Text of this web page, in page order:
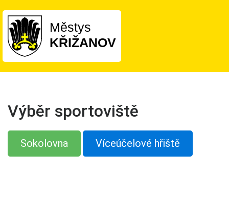
Městys
KŘIŽANOV
Výběr sportoviště
Sokolovna Víceúčelové hřiště